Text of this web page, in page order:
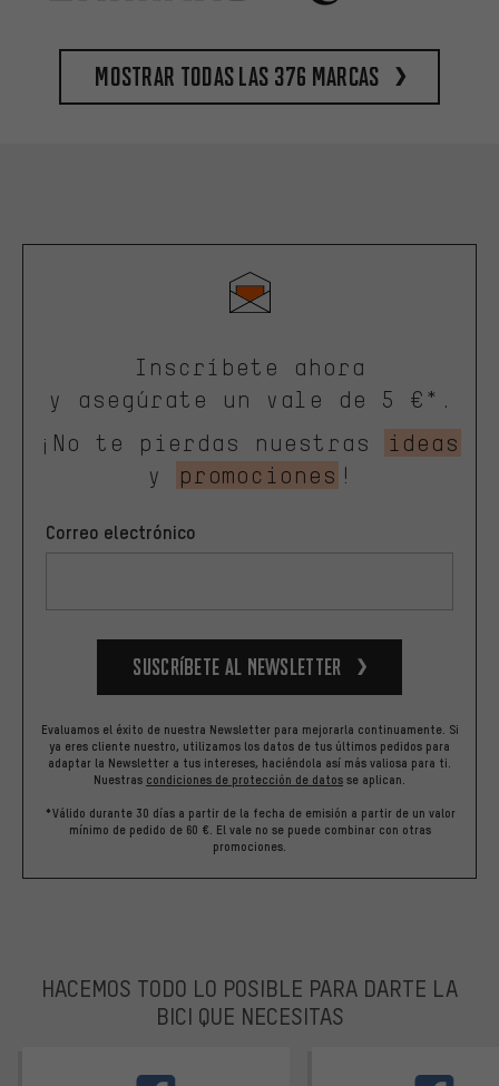
Mostrar todas las 376 marcas
Inscríbete ahora
y asegúrate un vale de 5 €*.
¡No te pierdas nuestras
ideas
y
promociones !
Correo electrónico
Suscríbete al newsletter
Evaluamos el éxito de nuestra Newsletter para mejorarla continuamente. Si
ya eres cliente nuestro, utilizamos los datos de tus últimos pedidos para
adaptar la Newsletter a tus intereses, haciéndola así más valiosa para ti.
Nuestras condiciones de protección de datos se aplican.
*Válido durante 30 días a partir de la fecha de emisión a partir de un valor
mínimo de pedido de 60 €. El vale no se puede combinar con otras
promociones.
HACEMOS TODO LO POSIBLE PARA DARTE LA
BICI QUE NECESITAS